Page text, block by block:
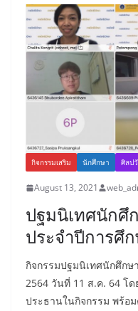
กิจกรรมเสริม นักศึกษา ศิลป
August 13, 2021
ปฐมนิเทศนักศึ
ประจำปีการศึ
กิจกรรมปฐมนิเทศนักศึกษ
2564 วันที่ 11 ส.ค. 64 โ
ประธานในกิจกรรม พร้อ